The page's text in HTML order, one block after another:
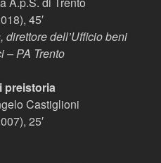
45′
direttore dell’Ufficio beni
– PA Trento
preistoria
Castiglioni
25′